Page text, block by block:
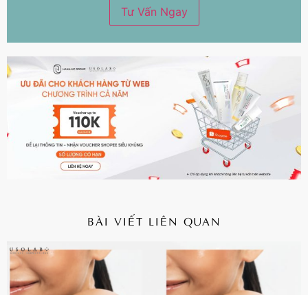
BÀI VIẾT LIÊN QUAN